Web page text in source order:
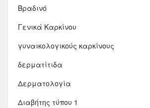
Βραδινό
Γενικά Καρκίνου
γυναικολογικούς καρκίνους
δερματίτιδα
Δερματολογία
Διαβήτης τύπου 1